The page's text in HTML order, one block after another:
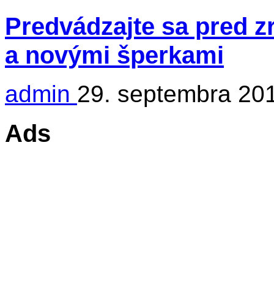
Predvádzajte sa pred
a novými šperkami
admin 29. septembra
Ads